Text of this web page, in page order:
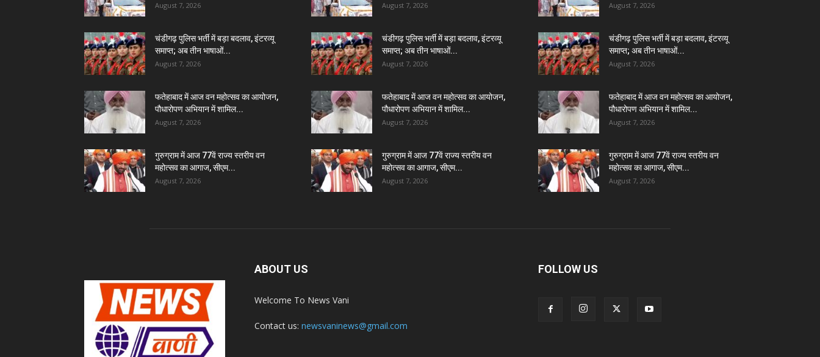
August 7, 2026
चंडीगढ़ पुलिस भर्ती में बड़ा बदलाव, इंटरव्यू
समाप्त; अब तीन भाषाओं...
August 7, 2026
फतेहाबाद में आज वन महोत्सव का आयोजन,
पौधारोपण अभियान में शामिल...
August 7, 2026
गुरुग्राम में आज 77वें राज्य स्तरीय वन
महोत्सव का आगाज, सीएम...
August 7, 2026
August 7, 2026
चंडीगढ़ पुलिस भर्ती में बड़ा बदलाव, इंटरव्यू
समाप्त; अब तीन भाषाओं...
August 7, 2026
फतेहाबाद में आज वन महोत्सव का आयोजन,
पौधारोपण अभियान में शामिल...
August 7, 2026
गुरुग्राम में आज 77वें राज्य स्तरीय वन
महोत्सव का आगाज, सीएम...
August 7, 2026
August 7, 2026
चंडीगढ़ पुलिस भर्ती में बड़ा बदलाव, इंटरव्यू
समाप्त; अब तीन भाषाओं...
August 7, 2026
फतेहाबाद में आज वन महोत्सव का आयोजन,
पौधारोपण अभियान में शामिल...
August 7, 2026
गुरुग्राम में आज 77वें राज्य स्तरीय वन
महोत्सव का आगाज, सीएम...
August 7, 2026
ABOUT US
Welcome To News Vani
Contact us: newsvaninews@gmail.com
FOLLOW US